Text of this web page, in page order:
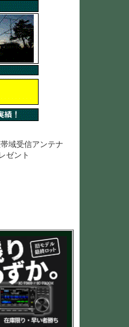
域受信アンテナ
ゼント